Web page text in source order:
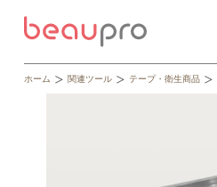
ホーム 関連ツール テープ・衛生商品